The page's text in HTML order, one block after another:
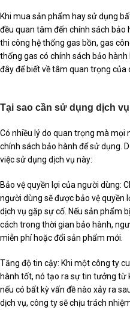
Khi mua sản phẩm hay sử dụng
đều quan tâm đến chính sách bảo
thi công hệ thống gas bồn, gas
thống gas có chính sách bảo
đây để biết về tâm quan trọng của
Tại sao cần sử dụng dịch
Có nhiều lý do quan trọng mà mọi
chính sách bảo hành để sử dụng.
việc sử dụng dịch vụ này:
Bảo vệ quyền lợi của người dùng:
người dùng sẽ được bảo vệ
dịch vụ gặp sự cố. Nếu sản phẩm
cách trong thời gian bảo hành,
miễn phí hoặc đổi sản phẩm mới.
Tăng độ tin cậy: Khi một công ty
hành tốt, nó tạo ra sự tin tưởng từ
nếu có bất kỳ vấn đề nào xảy ra
dịch vụ, công ty sẽ chịu trách